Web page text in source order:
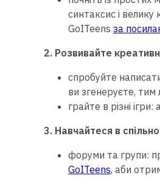
синтаксис і
GoITeens за
2. Розвивайте
спробуйте
ви згенеруєте,
грайте в різні
3. Навчайтеся в
форуми та групи:
GoITeens, аби